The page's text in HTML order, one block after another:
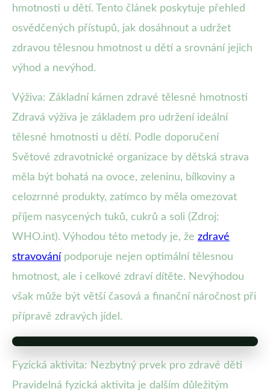
hmotnosti u dětí. Tento článek poskytuje přehled
osvědčených přístupů, jak dosáhnout a udržet
zdravou tělesnou hmotnost u dětí a srovnání jejich
výhod a nevýhod.
Výživa: Základní kámen zdravé tělesné hmotnosti
Zdravá výživa je základem pro udržení ideální
tělesné hmotnosti u dětí. Podle doporučení
Světové zdravotnické organizace by dětská strava
měla být bohatá na ovoce, zeleninu, bílkoviny a
celozrnné produkty, zatímco by měla omezovat
příjem nasycených tuků, cukrů a soli (Zdroj:
WHO.int). Výhodou této metody je, že zdravé
stravování podporuje nejen optimální tělesnou
hmotnost, ale i celkové zdraví dítěte. Nevýhodou
však může být větší časová a finanční náročnost při
přípravě zdravých jídel.
Fyzická aktivita: Nezbytný prvek pro zdravé děti
Pravidelná fyzická aktivita je dalším důležitým